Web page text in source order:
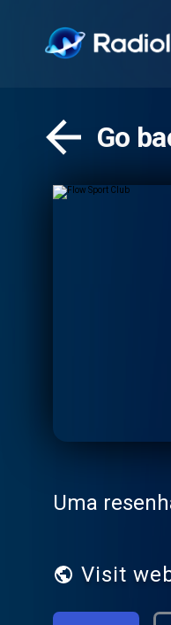
Go
Uma
Visit